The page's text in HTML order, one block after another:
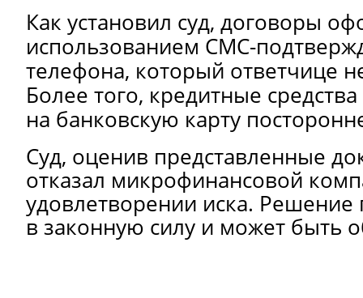
Как установил суд, договоры
использованием СМС-
телефона, который ответчице
Более того, кредитные
на банковскую карту
Суд, оценив представленные
отказал микрофинансовой
удовлетворении иска. Решение
в законную силу и может быть